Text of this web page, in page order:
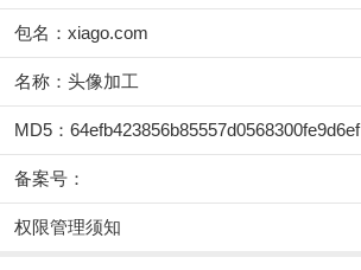
包名：xiago.com
名称：头像加工
MD5：64efb423856b85557d0568300fe9d6ef
备案号：
权限管理须知